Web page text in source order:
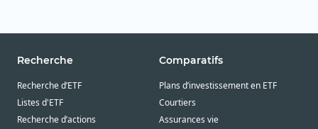
Recherche
Recherche d’ETF
Listes d'ETF
Recherche d’actions
Comparatifs
Plans d’investissement en ETF
Courtiers
Assurances vie